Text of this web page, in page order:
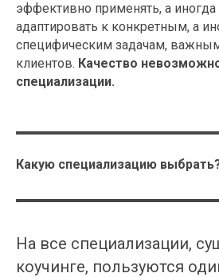
эффективно применять, а иногда
адаптировать к конкретным, а
специфическим задачам,
клиентов. Качество
специализации.
Какую специализацию
На все специализации,
коучинге, пользуются